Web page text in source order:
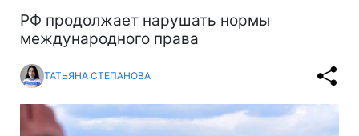
РФ продолжает нарушать нормы
международного права
ТАТЬЯНА СТЕПАНОВА